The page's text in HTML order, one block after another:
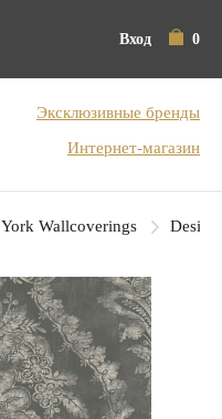
Вход 0
Эксклюзивные бренды
Интернет-магазин
York Wallcoverings